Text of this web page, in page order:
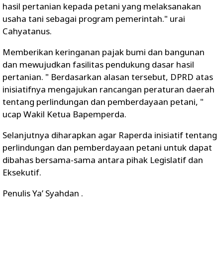
hasil pertanian kepada petani yang melaksanakan
usaha tani sebagai program pemerintah." urai
Cahyatanus.
Memberikan keringanan pajak bumi dan bangunan
dan mewujudkan fasilitas pendukung dasar hasil
pertanian. " Berdasarkan alasan tersebut, DPRD atas
inisiatifnya mengajukan rancangan peraturan daerah
tentang perlindungan dan pemberdayaan petani, "
ucap Wakil Ketua Bapemperda.
Selanjutnya diharapkan agar Raperda inisiatif tentang
perlindungan dan pemberdayaan petani untuk dapat
dibahas bersama-sama antara pihak Legislatif dan
Eksekutif.
Penulis Ya’ Syahdan .